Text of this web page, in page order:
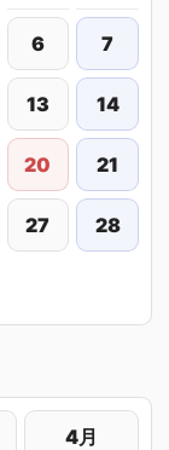
6 7
13 14
20 21
27 28
4月